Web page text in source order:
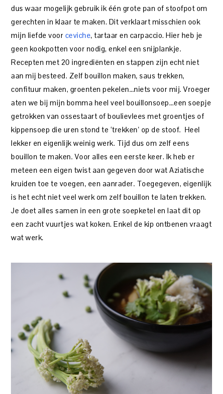
dus waar mogelijk gebruik ik één grote pan of stoofpot om
gerechten in klaar te maken. Dit verklaart misschien ook
mijn liefde voor ceviche, tartaar en carpaccio. Hier heb je
geen kookpotten voor nodig, enkel een snijplankje.
Recepten met 20 ingrediënten en stappen zijn echt niet
aan mij besteed. Zelf bouillon maken, saus trekken,
confituur maken, groenten pekelen…niets voor mij. Vroeger
aten we bij mijn bomma heel veel bouillonsoep…een soepje
getrokken van ossestaart of boulievlees met groentjes of
kippensoep die uren stond te ‘trekken’ op de stoof. Heel
lekker en eigenlijk weinig werk. Tijd dus om zelf eens
bouillon te maken. Voor alles een eerste keer. Ik heb er
meteen een eigen twist aan gegeven door wat Aziatische
kruiden toe te voegen, een aanrader. Toegegeven, eigenlijk
is het echt niet veel werk om zelf bouillon te laten trekken.
Je doet alles samen in een grote soepketel en laat dit op
een zacht vuurtjes wat koken. Enkel de kip ontbenen vraagt
wat werk.